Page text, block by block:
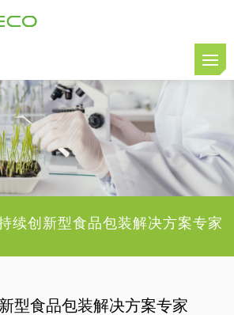
续创新型食品包装解决方案专家
型食品包装解决方案专家